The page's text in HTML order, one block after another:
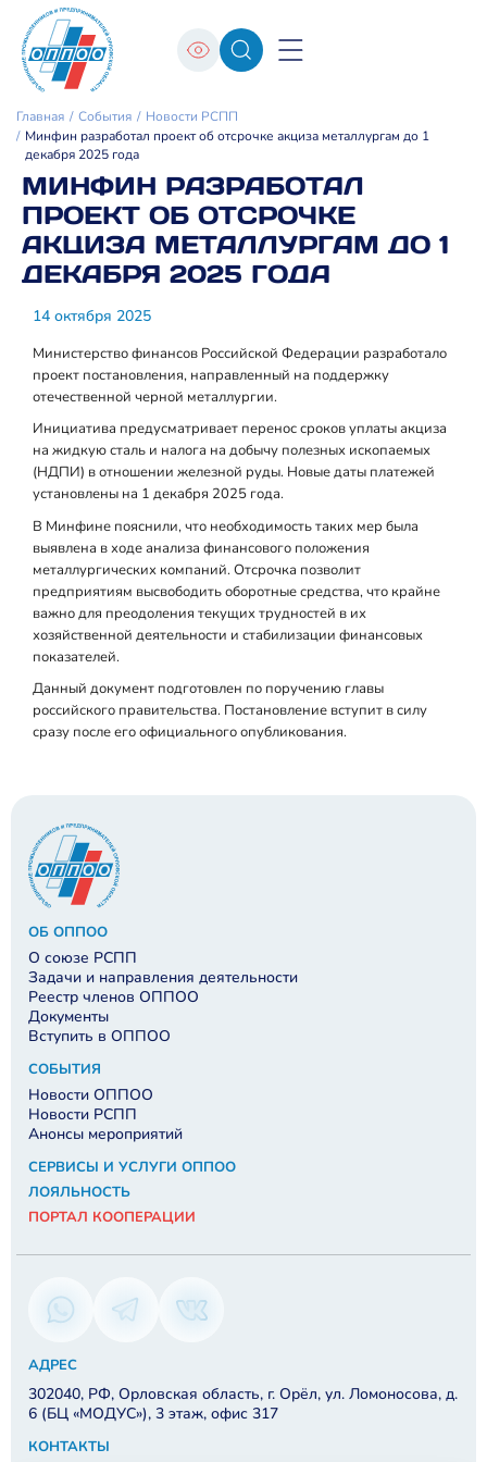
Главная События
Новости РСПП
Минфин разработал проект об отсрочке акциза металлургам до 1
декабря 2025 года
МИНФИН РАЗРАБОТАЛ
ПРОЕКТ ОБ ОТСРОЧКЕ
АКЦИЗА МЕТАЛЛУРГАМ ДО 1
ДЕКАБРЯ 2025 ГОДА
14 октября 2025
Министерство финансов Российской Федерации разработало
проект постановления, направленный на поддержку
отечественной черной металлургии.
Инициатива предусматривает перенос сроков уплаты акциза
на жидкую сталь и налога на добычу полезных ископаемых
(НДПИ) в отношении железной руды. Новые даты платежей
установлены на 1 декабря 2025 года.
В Минфине пояснили, что необходимость таких мер была
выявлена в ходе анализа финансового положения
металлургических компаний. Отсрочка позволит
предприятиям высвободить оборотные средства, что крайне
важно для преодоления текущих трудностей в их
хозяйственной деятельности и стабилизации финансовых
показателей.
Данный документ подготовлен по поручению главы
российского правительства. Постановление вступит в силу
сразу после его официального опубликования.
ОБ ОППОО
О союзе РСПП
Задачи и направления деятельности
Реестр членов ОППОО
Документы
Вступить в ОППОО
СОБЫТИЯ
Новости ОППОО
Новости РСПП
Анонсы мероприятий
СЕРВИСЫ И УСЛУГИ ОППОО
ЛОЯЛЬНОСТЬ
ПОРТАЛ КООПЕРАЦИИ
АДРЕС
302040, РФ, Орловская область, г. Орёл, ул. Ломоносова, д.
6 (БЦ «МОДУС»), 3 этаж, офис 317
КОНТАКТЫ